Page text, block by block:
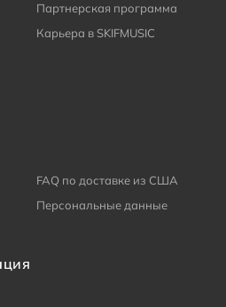
Партнерская программа
Карьера в SKIFMUSIC
FAQ по доставке из США
Персональные данные